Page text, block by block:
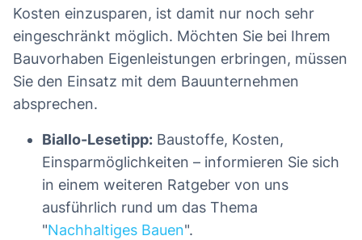
Kosten einzusparen, ist damit nur noch sehr
eingeschränkt möglich. Möchten Sie bei Ihrem
Bauvorhaben Eigenleistungen erbringen, müssen
Sie den Einsatz mit dem Bauunternehmen
absprechen.
Biallo-Lesetipp: Baustoffe, Kosten,
Einsparmöglichkeiten – informieren Sie sich
in einem weiteren Ratgeber von uns
ausführlich rund um das Thema
"Nachhaltiges Bauen".